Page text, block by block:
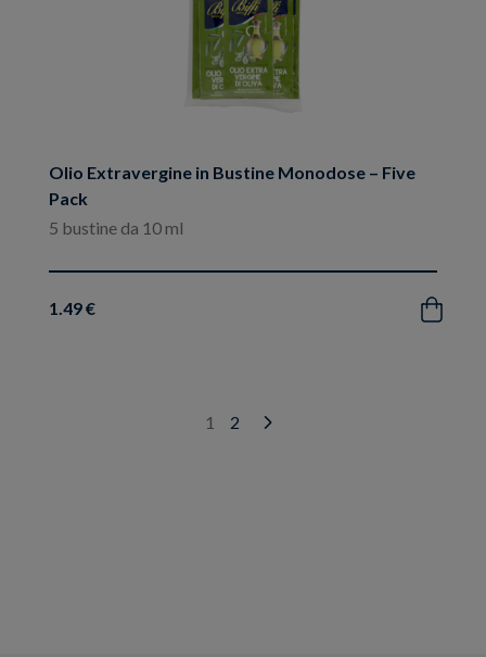
Olio Extravergine in Bustine Monodose – Five
Pack
5 bustine da 10 ml
1.49 € Acquista
1 2
Next